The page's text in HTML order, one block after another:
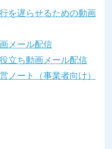
を遅らせるための動画
メール配信
立ち動画メール配信
ート（事業者向け）